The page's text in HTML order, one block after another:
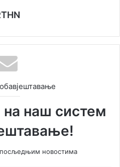
на наш систем
посљедњим новостима